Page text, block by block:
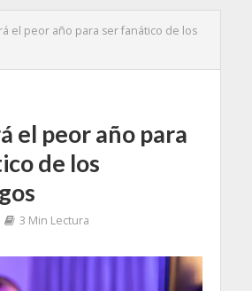
el peor año para ser fanático de los
el peor año para
de los
3 Min Lectura